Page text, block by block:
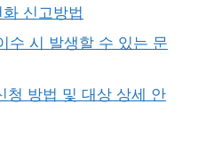
신고방법
수 시 발생할 수 있는 문
청 방법 및 대상 상세 안